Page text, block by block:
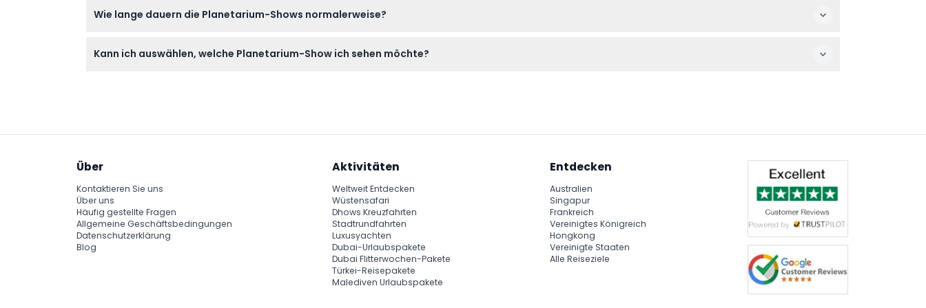
immersives Weltraumerlebnis zu genießen.
Wie lange dauern die Planetarium-Shows normalerweise?
entsprechend zu planen.
Kann ich auswählen, welche Planetarium-Show ich sehen möchte?
Über
Kontaktieren Sie uns
Über uns
Häufig gestellte Fragen
Allgemeine Geschäftsbedingungen
Datenschutzerklärung
Blog
Aktivitäten
Weltweit Entdecken
Wüstensafari
Dhows Kreuzfahrten
Stadtrundfahrten
Luxusyachten
Dubai-Urlaubspakete
Dubai Flitterwochen-Pakete
Türkei-Reisepakete
Malediven Urlaubspakete
Entdecken
Australien
Singapur
Frankreich
Vereinigtes Königreich
Hongkong
Vereinigte Staaten
Alle Reiseziele